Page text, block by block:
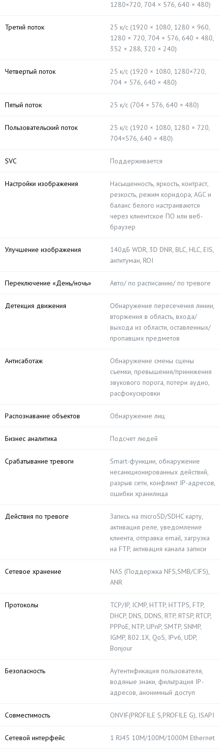
1280×720, 704 × 576, 640 × 480)
Третий поток
25 к/с (1920 × 1080, 1280 × 960,
1280 × 720, 704 × 576, 640 × 480,
352 × 288, 320 × 240)
Четвертый поток
25 к/с (1920 × 1080, 1280×720,
704 × 576, 640 × 480)
Пятый поток 25 к/с (704 × 576, 640 × 480)
Пользовательский поток
25 к/с (1920 × 1080, 1280 × 720,
704×576, 640 × 480)
SVC Поддерживается
Настройки изображения
Насыщенность, яркость, контраст,
резкость, режим коридора, AGC и
баланс белого настраиваются
через клиентское ПО или веб-
браузер
Улучшение изображения
140дБ WDR, 3D DNR, BLC, HLC, EIS,
антитуман, ROI
Переключение «День/ночь» Авто/ по расписанию/ по тревоге
Детекция движения
Обнаружение пересечения линии,
вторжения в область, входа/
выхода из области, оставленных/
пропавших предметов
Антисаботаж
Обнаружение смены сцены
съемки, превышения/принижения
звукового порога, потери аудио,
расфокусировки
Распознавание объектов Обнаружение лиц
Бизнес аналитика Подсчет людей
Срабатывание тревоги
Smart-функции, обнаружение
несанкционированных действий,
разрыв сети, конфликт IP-адресов,
ошибки хранилища
Действия по тревоге
Запись на microSD/SDHC карту,
активация реле, уведомление
клиента, отправка email, загрузка
на FTP, активация канала записи
Сетевое хранение
NAS (Поддержка NFS,SMB/CIFS),
ANR
Протоколы
TCP/IP, ICMP, HTTP, HTTPS, FTP,
DHCP, DNS, DDNS, RTP, RTSP, RTCP,
PPPoE, NTP, UPnP, SMTP, SNMP,
IGMP, 802.1X, QoS, IPv6, UDP,
Bonjour
Безопасность
Аутентификация пользователя,
водяные знаки, фильтрация IP-
адресов, анонимный доступ
Совместимость ONVIF(PROFILE S,PROFILE G), ISAPI
Сетевой интерфейс 1 RJ45 10M/100M/1000M Ethernet